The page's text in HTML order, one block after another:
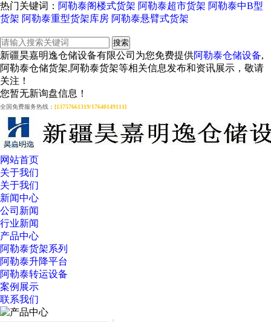
热门关键词： 阿勒泰阁楼式货架 阿勒泰超市货架 阿勒泰中B型
货架 阿勒泰重型货架库房 阿勒泰悬臂式货架
新疆昊嘉明逸仓储设备有限公司为您免费提供阿勒泰仓储设备,
阿勒泰仓储货架,阿勒泰货架等相关信息发布和资讯展示，敬请
关注！
您暂无新询盘信息！
全国免费服务热线： [13757661319/17640149111]
网站首页
关于我们
关于我们
新闻中心
公司新闻
行业新闻
产品中心
阿勒泰货架系列
阿勒泰升降平台
阿勒泰转运设备
案例展示
联系我们